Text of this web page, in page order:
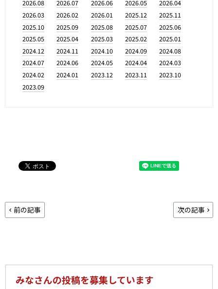
2026.08 2026.07 2026.06 2026.05
2026.04
2026.03
2026.02 2026.01 2025.12
2025.11
2025.10
2025.09 2025.08 2025.07
2025.06
2025.05
2025.04 2025.03 2025.02
2025.01
2024.12
2024.11 2024.10 2024.09
2024.08
2024.07
2024.06 2024.05 2024.04
2024.03
2024.02
2024.01 2023.12 2023.11
2023.10
2023.09
前の記事 次の記事
みなさんの投稿を募集しています